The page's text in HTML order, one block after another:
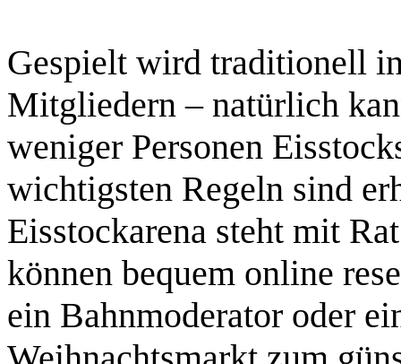
Gespielt wird traditionell
Mitgliedern – natürlich
weniger Personen
wichtigsten Regeln sind
Eisstockarena steht mit
können bequem online
ein Bahnmoderator oder